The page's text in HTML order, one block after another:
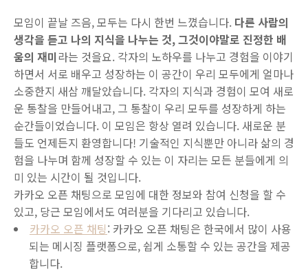
모임이 끝날 즈음, 모두는 다시 한번 느꼈습니다. 다른 사람의
생각을 듣고 나의 지식을 나누는 것, 그것이야말로 진정한 배
움의 재미라는 것을요. 각자의 노하우를 나누고 경험을 이야기
하면서 서로 배우고 성장하는 이 공간이 우리 모두에게 얼마나
소중한지 새삼 깨달았습니다. 각자의 지식과 경험이 모여 새로
운 통찰을 만들어내고, 그 통찰이 우리 모두를 성장하게 하는
순간들이었습니다. 이 모임은 항상 열려 있습니다. 새로운 분
들도 언제든지 환영합니다! 기술적인 지식뿐만 아니라 삶의 경
험을 나누며 함께 성장할 수 있는 이 자리는 모든 분들에게 의
미 있는 시간이 될 것입니다.
카카오 오픈 채팅으로 모임에 대한 정보와 참여 신청을 할 수
있고, 당근 모임에서도 여러분을 기다리고 있습니다.
카카오 오픈 채팅: 카카오 오픈 채팅은 한국에서 많이 사용
되는 메시징 플랫폼으로, 쉽게 소통할 수 있는 공간을 제공
합니다.